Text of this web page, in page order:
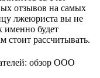
отзывов на самых
лжеюриста вы не
именно будет
стоит рассчитывать.